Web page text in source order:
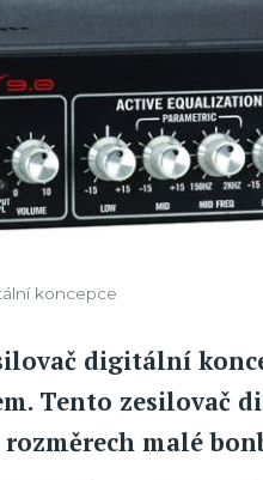
koncepce
digitální
Tento zesilovač
malé